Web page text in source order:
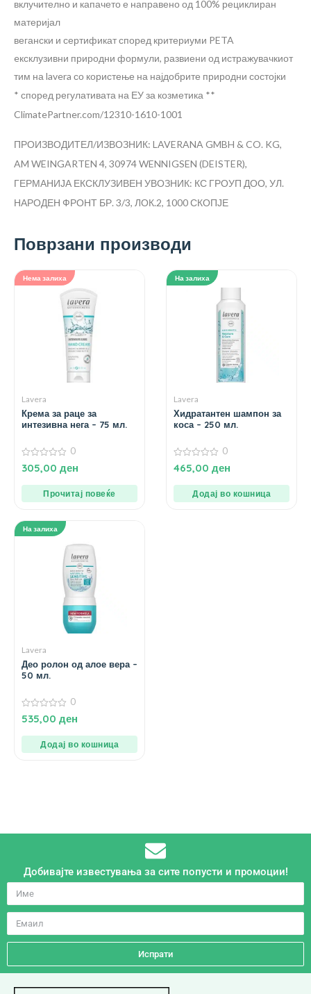
вклучително и капачето е направено од 100% рециклиран
материјал
вегански и сертификат според критериуми PETA
eксклузивни природни формули, развиени од истражувачкиот
тим на lavera со користење на најдобрите природни состојки
* според регулативата на ЕУ за козметика **
ClimatePartner.com/12310-1610-1001
ПРОИЗВОДИТЕЛ/ИЗВОЗНИК: LAVERANA GMBH & CO. KG,
AM WEINGARTEN 4, 30974 WENNIGSEN (DEISTER),
ГЕРМАНИЈА ЕКСКЛУЗИВЕН УВОЗНИК: КС ГРОУП ДОО, УЛ.
НАРОДЕН ФРОНТ БР. 3/3, ЛОК.2, 1000 СКОПЈЕ
Поврзани производи
Нема залиха
Lavera
Крема за раце за
интезивна нега – 75 мл.
0
од
0
305,00 ден
Прочитај повеќе
На залиха
Lavera
Хидратантен шампон за
коса – 250 мл.
0
од
0
465,00 ден
Додај во кошница
На залиха
Lavera
Део ролон од алое вера –
50 мл.
0
од
0
535,00 ден
Додај во кошница
Добивајте известувања за сите попусти и промоции!
Испрати